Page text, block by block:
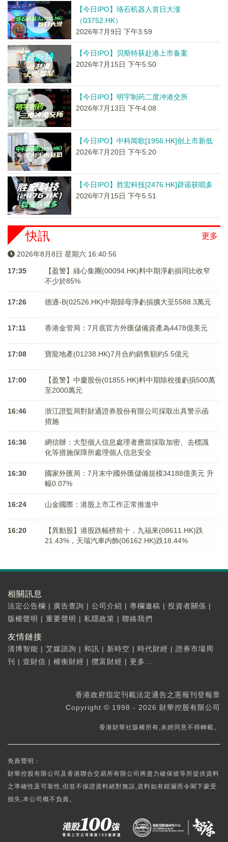
【今日IPO】珞石机器人首日大涨
（03752.HK）
2026年7月9日 下午3:59
【今日IPO】贝斯特获赴港上市备案
2026年7月15日 下午5:50
【今日IPO】明宇制药二度冲港交所
2026年7月13日 下午4:08
【今日IPO】中科闻歌[1956.HK]创上市新低
2026年7月20日 下午5:20
【今日IPO】胜宏科技[2476.HK]辟谣获唱多
2026年7月15日 下午5:51
更多
快訊
2026年8月8日 星期六 16:40:57
17:35
【盈警】綠心集團(00094.HK)料中期淨虧損同比收窄
不少於85%
17:26 德適-B(02526.HK)中期歸母淨虧損擴大至5588.3萬元
17:11 香港金管局：7月底官方外匯儲備資產為4478億美元
17:08 寶龍地產(01238.HK)7月合約銷售額約5.5億元
17:00
【盈警】中慶股份(01855.HK)料中期除稅後虧損500萬
至2000萬元
16:46
浙江證監局對財通證券股份有限公司採取出具警示函
措施
16:36
網信辦：大型個人信息處理者應當採取加密、去標識
化等措施保障所處理個人信息安全
16:30
國家外匯局：7月末中國外匯儲備規模34188億美元 升
幅0.07%
16:24 山金國際：港股上市工作正常推進中
16:20
【異動股】港股跌幅榜前十，九福來(08611.HK)跌
21.43%，天瑞汽車内飾(06162.HK)跌18.44%
相關訊息
法定公告欄 | 廣告查詢 | 公司介紹 | 專欄邀稿 | 投資者關係 |
版權聲明 | 重要聲明 | 私隱政策 | 聯絡我們
友情鏈接
清博智能 | 艾媒諮詢 | 和訊 | 新時空 | 時代財經 | 證券市場周
刊
| 壹財信 | 權衡財經 | 攬富財經 | 更多...
香港政府指定刊載法定通告之憲報刊登報章
Copyright © 1998 - 2026 財華控股有限公司
香港財華社版權所有,未經同意不得轉載。
免責聲明：
財華控股有限公司及香港聯合交易所有限公司將盡力確保彼等所提供資料
之準確性及可靠性,但並不保證資料絕對無誤,資料如有錯漏而令閣下蒙受
損失,本公司概不負責。